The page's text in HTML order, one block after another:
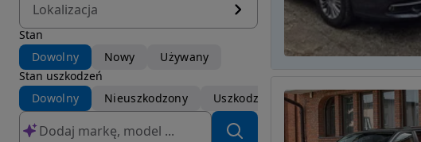
Lokalizacja
Stan
Dowolny
Nowy
Używany
Stan uszkodzeń
Dowolny
Nieuszkodzony Uszkodzony